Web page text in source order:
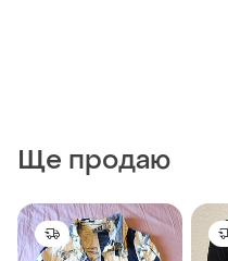
Ще продаю